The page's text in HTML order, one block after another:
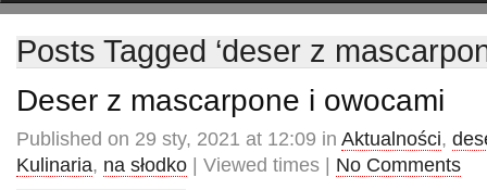
Posts Tagged ‘deser z
Deser z mascarpone i owocami
Published on 29 sty, 2021 at 12:09 in Aktualności,
Kulinaria, na słodko | Viewed times | No Comments